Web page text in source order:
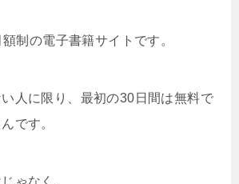
制の電子書籍サイトです。
人に限り、最初の30日間は無料で
です。